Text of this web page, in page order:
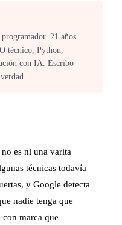
21 años
técnico, Python,
con IA. Escribo
es ni una varita
técnicas todavía
y Google detecta
nadie tenga que
marca que